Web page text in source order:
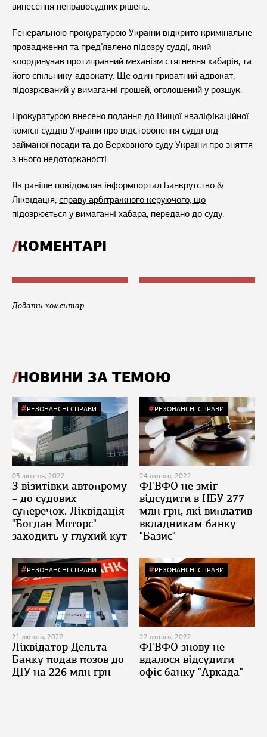
винесення неправосудних рішень.
Генеральною прокуратурою України відкрито кримінальне
провадження та пред’явлено підозру судді, який
координував протиправний механізм стягнення хабарів, та
його спільнику-адвокату. Ще один приватний адвокат,
підозрюваний у вимаганні грошей, оголошений у розшук.
Прокуратурою внесено подання до Вищої кваліфікаційної
комісії суддів України про відсторонення судді від
займаної посади та до Верховного суду України про зняття
з нього недоторканості.
Як раніше повідомляв інформпортал Банкрутство &
Ліквідація, справу арбітражного керуючого, що
підозрюється у вимаганні хабара, передано до суду.
КОМЕНТАРІ
Додати коментар
НОВИНИ ЗА ТЕМОЮ
РЕЗОНАНСНІ СПРАВИ
03 жовтня, 2022
З візитівки автопрому
– до судових
суперечок. Ліквідація
"Богдан Моторс"
заходить у глухий кут
РЕЗОНАНСНІ СПРАВИ
24 лютого, 2022
ФГВФО не зміг
відсудити в НБУ 277
млн грн, які виплатив
вкладникам банку
"Базис"
РЕЗОНАНСНІ СПРАВИ
21 лютого, 2022
Ліквідатор Дельта
Банку подав позов до
ДІУ на 226 млн грн
РЕЗОНАНСНІ СПРАВИ
22 лютого, 2022
ФГВФО знову не
вдалося відсудити
офіс банку "Аркада"